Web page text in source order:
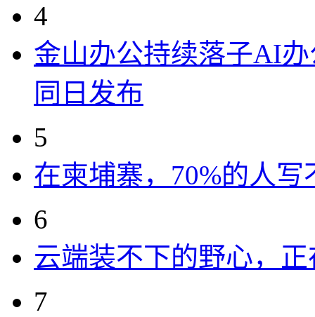
4
金山办公持续落子AI办
同日发布
5
在柬埔寨，70%的人写
6
云端装不下的野心，
7